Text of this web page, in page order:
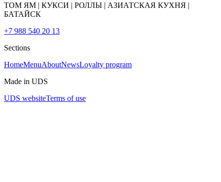
ТОМ ЯМ | КУКСИ | РОЛЛЫ | АЗИАТСКАЯ КУХНЯ |
БАТАЙСК
+7 988 540 20 13
Sections
HomeMenuAboutNewsLoyalty program
Made in UDS
UDS websiteTerms of use